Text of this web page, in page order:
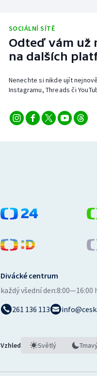
SOCIÁLNÍ SÍTĚ
Odteď vám už
na dalších
Nenechte si nikde ujít
Instagramu, Threads či
Divácké centrum
každý všední den:8:00—16:00
261 136 113
Vzhled Světlý